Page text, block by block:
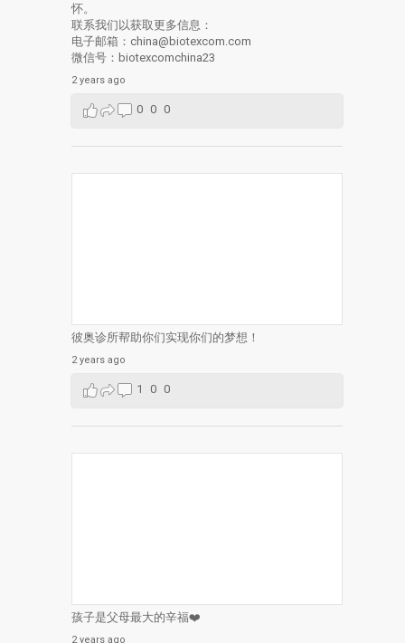
怀。
联系我们以获取更多信息：
电子邮箱：china@biotexcom.com
微信号：biotexcomchina23
2 years ago
0 0 0
彼奥诊所帮助你们实现你们的梦想！
2 years ago
1 0 0
孩子是父母最大的辛福❤️
2 years ago